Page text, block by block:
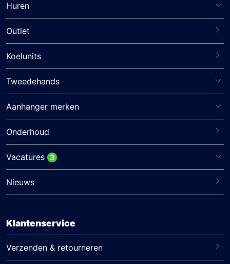
Huren
Outlet
Koelunits
Tweedehands
Aanhanger merken
Onderhoud
Vacatures 3
Nieuws
Klantenservice
Verzenden & retourneren